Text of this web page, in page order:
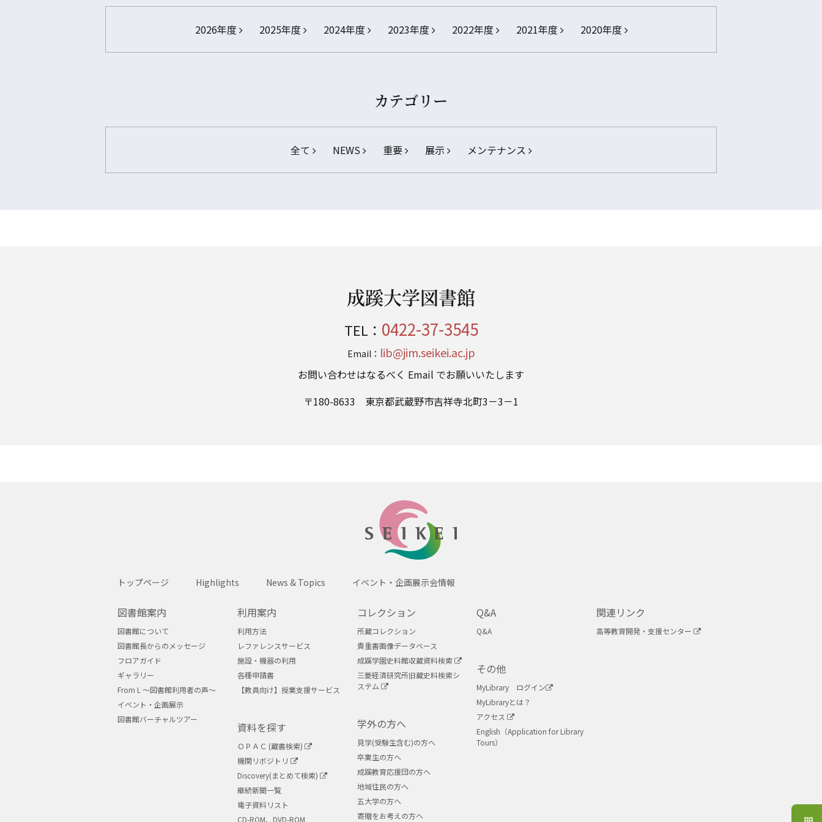
2026年度 2025年度 2024年度 2023年度 2022年度 2021年度 2020年度
カテゴリー
全て NEWS 重要 展示 メンテナンス
成蹊大学図書館
TEL： 0422-37-3545
Email： lib@jim.seikei.ac.jp
お問い合わせはなるべく Email でお願いいたします
〒180-8633 東京都武蔵野市吉祥寺北町3－3－1
トップページ Highlights News & Topics イベント・企画展示会情報
図書館案内
図書館について
図書館長からのメッセージ
フロアガイド
ギャラリー
From L ～図書館利用者の声～
イベント・企画展示
図書館バーチャルツアー
利用案内
利用方法
レファレンスサービス
施設・機器の利用
各種申請書
【教員向け】授業支援サービス
資料を探す
ＯＰＡＣ (蔵書検索)
機関リボジトリ
Discovery(まとめて検索)
継続新聞一覧
電子資料リスト
CD-ROM、DVD-ROM
コレクション
所蔵コレクション
貴重書画像データベース
成蹊学園史料館収蔵資料検索
三菱経済研究所旧蔵史料検索シ
ステム
学外の方へ
見学(受験生含む)の方へ
卒業生の方へ
成蹊教育応援団の方へ
地域住民の方へ
五大学の方へ
寄贈をお考えの方へ
Q&A
Q&A
その他
MyLibrary ログイン
MyLibraryとは？
アクセス
English（Application for Library
Tours）
関連リンク
高等教育開発・支援センター